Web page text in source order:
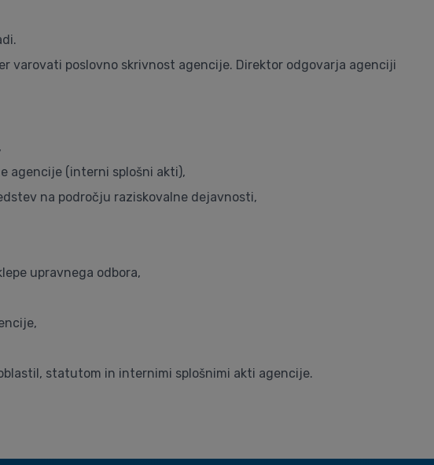
varovati poslovno skrivnost agencije. Direktor odgovarja agenciji
agencije (interni splošni akti),
na področju raziskovalne dejavnosti,
upravnega odbora,
statutom in internimi splošnimi akti agencije.